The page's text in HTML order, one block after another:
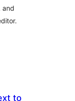
and
to